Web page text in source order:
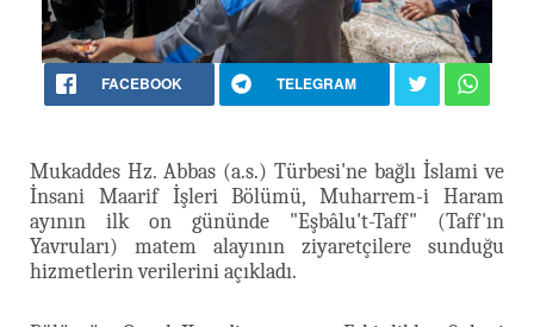
FACEBOOK TELEGRAM
Mukaddes Hz. Abbas (a.s.) Türbesi'ne bağlı İslami ve
İnsani Maarif İşleri Bölümü, Muharrem-i Haram
ayının ilk on gününde "Eşbâlu't-Taff" (Taff'ın
Yavruları) matem alayının ziyaretçilere sunduğu
hizmetlerin verilerini açıkladı.